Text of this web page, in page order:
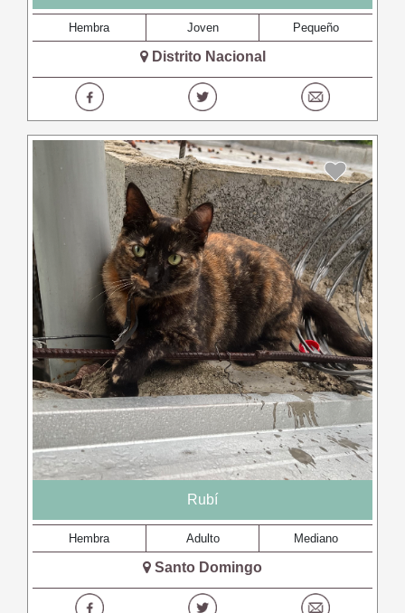
Hembra Joven Pequeño
Distrito Nacional
Rubí
Hembra Adulto Mediano
Santo Domingo